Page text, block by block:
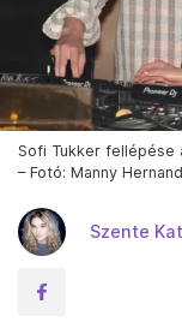
Sofi Tukker fellépése
– Fotó: Manny
Szente